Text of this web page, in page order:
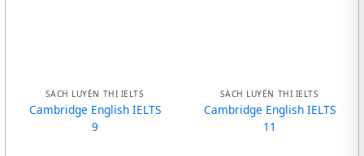
SÁCH LUYỆN THI IELTS
Cambridge English IELTS
9
SÁCH LUYỆN THI IELTS
Cambridge English IELTS
11